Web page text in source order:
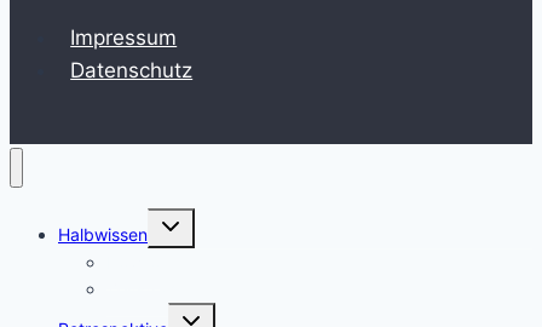
Impressum
Datenschutz
Halbwissen
Untermenü
umschalten
Untermenü